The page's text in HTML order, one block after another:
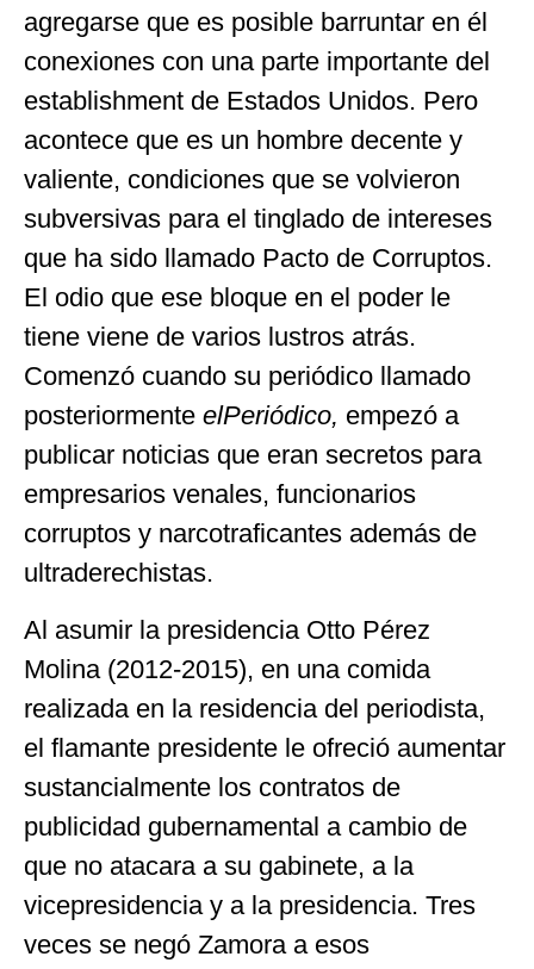
agregarse que es posible barruntar en él
conexiones con una parte importante del
establishment de Estados Unidos. Pero
acontece que es un hombre decente y
valiente, condiciones que se volvieron
subversivas para el tinglado de intereses
que ha sido llamado Pacto de Corruptos.
El odio que ese bloque en el poder le
tiene viene de varios lustros atrás.
Comenzó cuando su periódico llamado
posteriormente elPeriódico, empezó a
publicar noticias que eran secretos para
empresarios venales, funcionarios
corruptos y narcotraficantes además de
ultraderechistas.
Al asumir la presidencia Otto Pérez
Molina (2012-2015), en una comida
realizada en la residencia del periodista,
el flamante presidente le ofreció aumentar
sustancialmente los contratos de
publicidad gubernamental a cambio de
que no atacara a su gabinete, a la
vicepresidencia y a la presidencia. Tres
veces se negó Zamora a esos